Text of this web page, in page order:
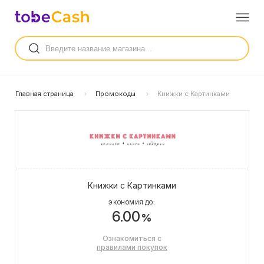
Главная страница Промокоды Книжки с Картинками
Книжки с Картинками
ЭКОНОМИЯ ДО:
6.00%
Ознакомиться с
правилами покупок